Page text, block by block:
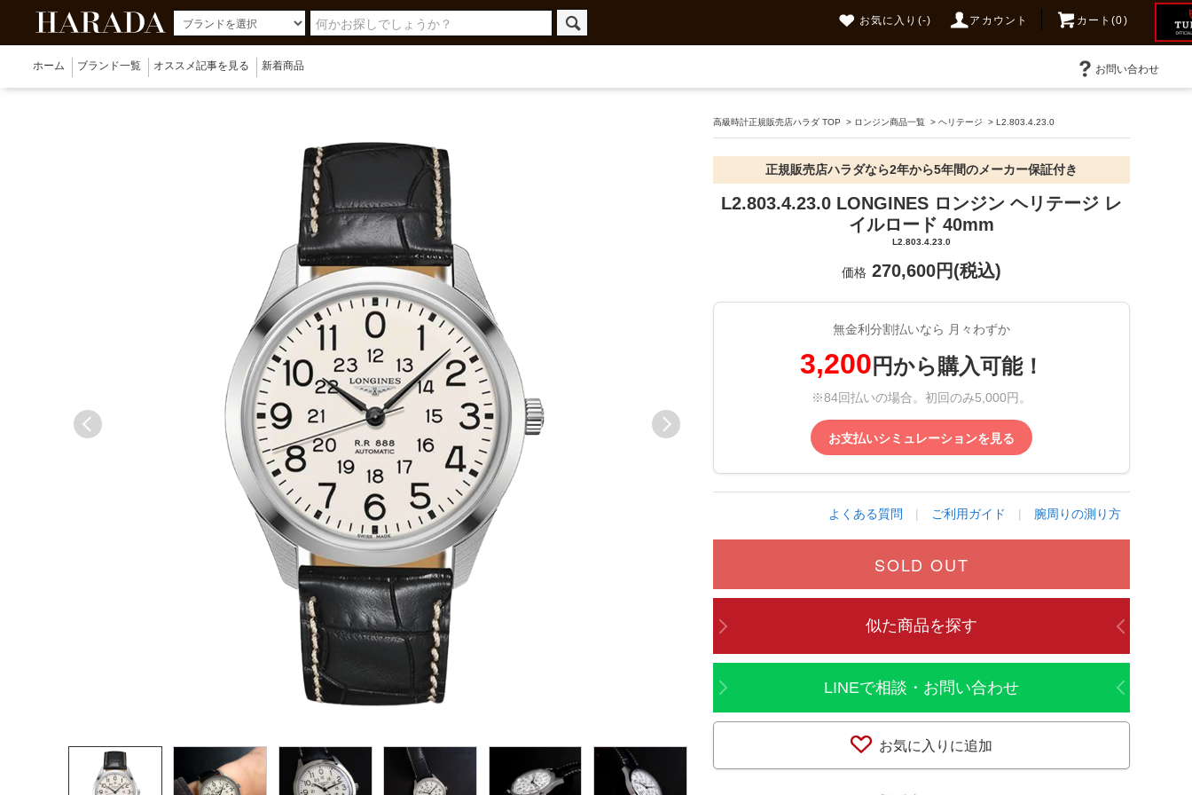
お気に入り (-) アカウント カート(0)
ホーム ブランド一覧 オススメ記事を見る 新着商品 お問い合わせ
高級時計正規販売店ハラダ TOP > ロンジン商品一覧 >ヘリテージ >L2.803.4.23.0
正規販売店ハラダなら2年から5年間のメーカー保証付き
L2.803.4.23.0 LONGINES ロンジン ヘリテージ レ
イルロード 40mm
L2.803.4.23.0
価格 270,600円(税込)
無金利分割払いなら 月々わずか
3,200 円から購入可能！
※84回払いの場合。初回のみ5,000円。
お支払いシミュレーションを見る
よくある質問 | ご利用ガイド | 腕周りの測り方
SOLD OUT
似た商品を探す
LINEで相談・お問い合わせ
お気に入りに追加